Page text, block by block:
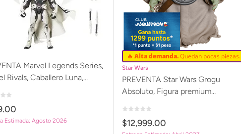
Marvel Legends Series,
Rivals, Caballero Luna,
.00
Estimada: Agosto 2026
🔥 Alta demanda.Quedan pocas piezas.
Star Wars
PREVENTA Star Wars Grogu
Absoluto, Figura premium
$12,999.00